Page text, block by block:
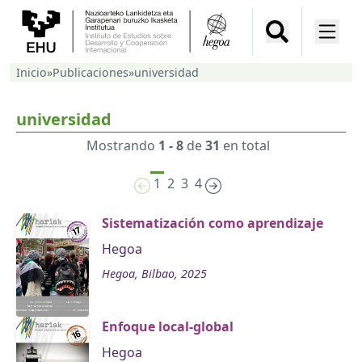
Inicio»Publicaciones»universidad
universidad
Mostrando 1 - 8de31 en total
1 2 3 4
Sistematización como aprendizaje
Hegoa
Hegoa, Bilbao, 2025
Enfoque local-global
Hegoa